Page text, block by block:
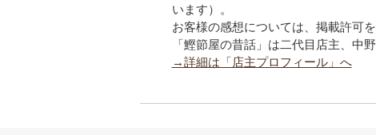
います）。
お客様の感想については、掲載許可
「鰹節屋の昔話」は二代目店主、中
→詳細は「店主プロフィール」へ